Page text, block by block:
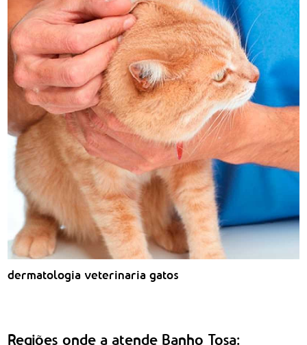
dermatologia veterinaria gatos
Regiões onde a atende Banho Tosa: